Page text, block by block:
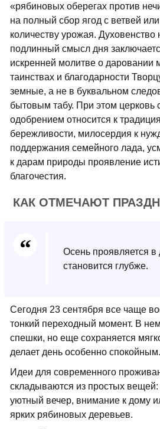
«рябиновых оберегах против
на полный сбор ягод с ветвей
количеству урожая. Духовенство
подлинный смысл дня
искренней молитве о даровании
таинствах и благодарности
земные, а не в буквальном
бытовым табу. При этом церковь
одобрением относится к
бережливости, милосердия к
поддержания семейного лада,
к дарам природы проявление
благочестия.
КАК ОТМЕЧАЮТ
Осень проявляется в
становится глубже.
Сегодня 23 сентября все чаще
тонкий переходный момент. В
спешки, но еще сохраняется
делает день особенно спокойным.
Идеи для современного
складываются из простых
уютный вечер, внимание к дому
ярких рябиновых деревьев.